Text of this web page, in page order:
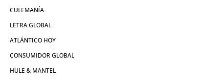
CULEMANÍA
LETRA GLOBAL
ATLÁNTICO HOY
CONSUMIDOR GLOBAL
HULE & MANTEL